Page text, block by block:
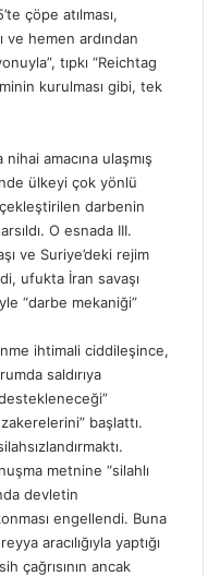
-
p
o
s
d
e
r
m
e
çöpe atılması,
ve hemen ardından
tıpkı “Reichtag
kurulması gibi, tek
amacına ulaşmış
ülkeyi çok yönlü
darbenin
O esnada III.
ve Suriye’deki rejim
ufukta İran savaşı
“darbe mekaniği”
ihtimali ciddileşince,
saldırıya
başlattı.
metnine “silahlı
devletin
engellendi. Buna
aracılığıyla yaptığı
çağrısının ancak